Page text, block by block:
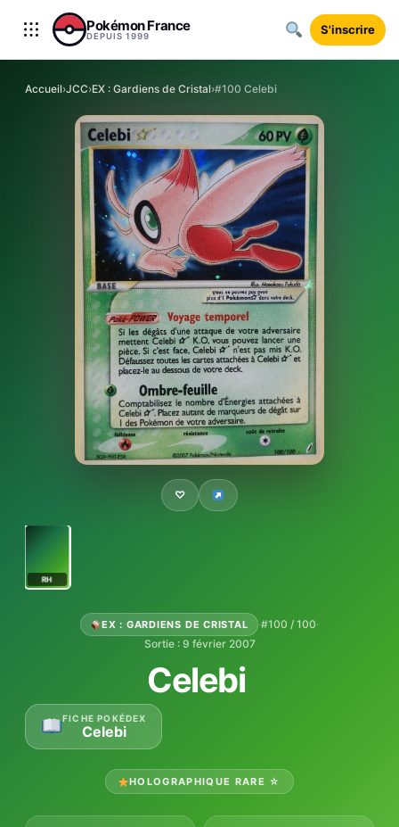
Aller au contenu
Pokémon France
DEPUIS 1999 S'inscrire
Accueil›JCC›EX : Gardiens de Cristal›#100 Celebi
♡
RH
EX : GARDIENS DE CRISTAL ·#100 / 100·
Sortie : 9 février 2007
Celebi
FICHE POKÉDEX
Celebi
HOLOGRAPHIQUE RARE ☆